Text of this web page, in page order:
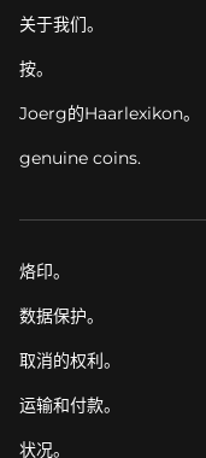
关于我们。
按。
Joerg的Haarlexikon。
genuine coins.
烙印。
数据保护。
取消的权利。
运输和付款。
状况。